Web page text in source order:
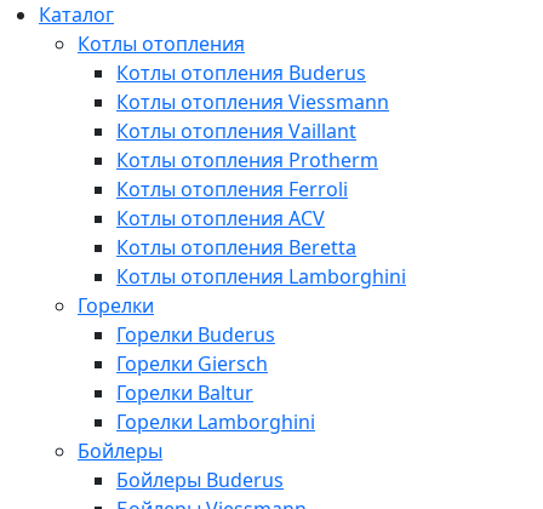
Каталог
Котлы отопления
Котлы отопления Buderus
Котлы отопления Viessmann
Котлы отопления Vaillant
Котлы отопления Protherm
Котлы отопления Ferroli
Котлы отопления ACV
Котлы отопления Beretta
Котлы отопления Lamborghini
Горелки
Горелки Buderus
Горелки Giersch
Горелки Baltur
Горелки Lamborghini
Бойлеры
Бойлеры Buderus